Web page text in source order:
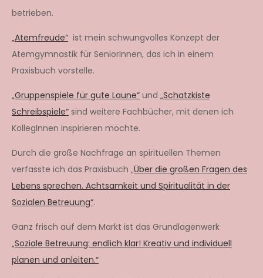
betrieben.
„Atemfreude“ ist mein schwungvolles Konzept der
Atemgymnastik für SeniorInnen, das ich in einem
Praxisbuch vorstelle.
„Gruppenspiele für gute Laune“ und „Schatzkiste
Schreibspiele“ sind weitere Fachbücher, mit denen ich
KollegInnen inspirieren möchte.
Durch die große Nachfrage an spirituellen Themen
verfasste ich das Praxisbuch „Über die großen Fragen des
Lebens sprechen. Achtsamkeit und Spiritualität in der
Sozialen Betreuung“.
Ganz frisch auf dem Markt ist das Grundlagenwerk
„Soziale Betreuung: endlich klar! Kreativ und individuell
planen und anleiten.“